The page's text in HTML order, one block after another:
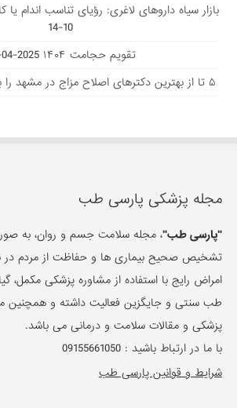
بازار سیاه داروهای لاغری: رؤیای تناسب اندام
10-14
تقویم حجامت ۱۴۰۴
2025-04-26
۵ تا از بهترین دکتر‌های اصلاح مزاج در مشهد را بشناسید!
مجله پزشکی پارسی طب
"پارسی طب"، مجله سلامت جسم و روان، به
تشخیص صحیح بیماری ها و حفاظت از مردم در
امراض رایج با استفاده از مشاوره پزشکی مکمل،
طب سنتی و جایگزین فعالیت داشته و همچنین
پزشکی و مقالات سلامت و درمانی می باشد.
با ما در ارتباط باشید :09155661050
شرایط و قوانین پارسی طب